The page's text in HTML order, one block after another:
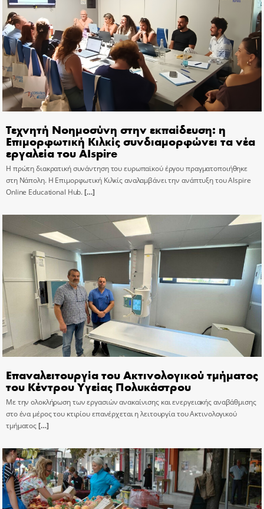
Τεχνητή Νοημοσύνη στην εκπαίδευση: η
Επιμορφωτική Κιλκίς συνδιαμορφώνει τα νέα
εργαλεία του AIspire
Η πρώτη διακρατική συνάντηση του ευρωπαϊκού έργου πραγματοποιήθηκε
στη Νάπολη. Η Επιμορφωτική Κιλκίς αναλαμβάνει την ανάπτυξη του AIspire
Online Educational Hub.[…]
Επαναλειτουργία του Ακτινολογικού τμήματος
του Κέντρου Υγείας Πολυκάστρου
Με την ολοκλήρωση των εργασιών ανακαίνισης και ενεργειακής αναβάθμισης
στο ένα μέρος του κτιρίου επανέρχεται η λειτουργία του Ακτινολογικού
τμήματος[…]